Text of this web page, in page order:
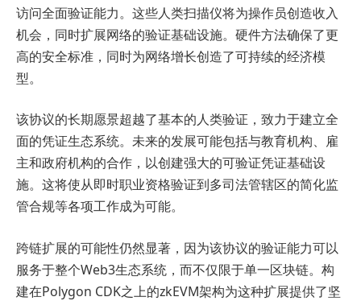
访问全面验证能力。这些人类扫描仪将为操作员创造收入
机会，同时扩展网络的验证基础设施。硬件方法确保了更
高的安全标准，同时为网络增长创造了可持续的经济模
型。
该协议的长期愿景超越了基本的人类验证，致力于建立全
面的凭证生态系统。未来的发展可能包括与教育机构、雇
主和政府机构的合作，以创建强大的可验证凭证基础设
施。这将使从即时职业资格验证到多司法管辖区的简化监
管合规等各项工作成为可能。
跨链扩展的可能性仍然显著，因为该协议的验证能力可以
服务于整个Web3生态系统，而不仅限于单一区块链。构
建在Polygon CDK之上的zkEVM架构为这种扩展提供了坚